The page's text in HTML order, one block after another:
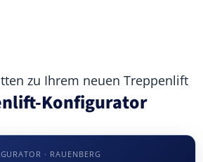
zu Ihrem neuen Treppenlift
Konfigurator
· RAUENBERG